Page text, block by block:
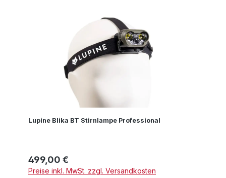
Lupine Blika BT Stirnlampe Professional
Regulärer Preis:
499,00 €
Preise inkl. MwSt. zzgl. Versandkosten